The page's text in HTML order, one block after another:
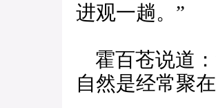
进观一趟。”
霍百苍说道：
自然是经常聚